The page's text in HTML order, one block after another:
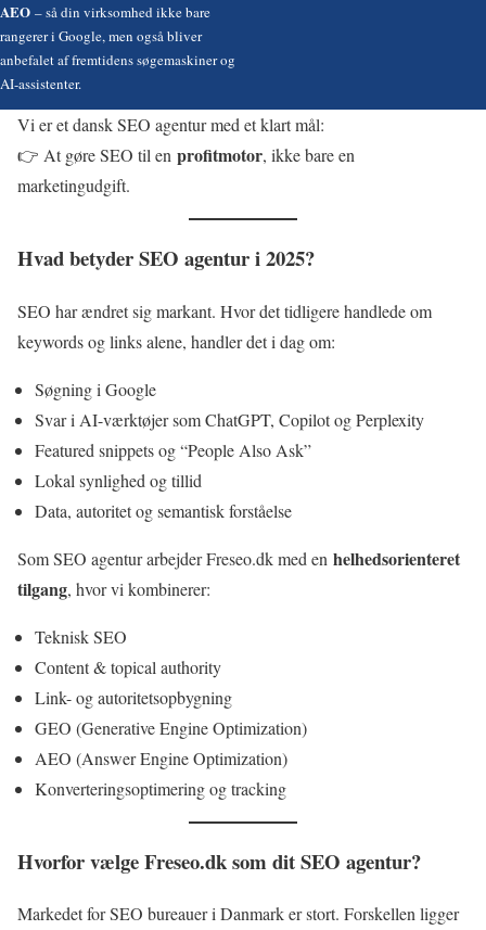
AEO – så din virksomhed ikke bare
rangerer i Google, men også bliver
anbefalet af fremtidens søgemaskiner og
AI-assistenter.
Vi er et dansk SEO agentur med et klart mål:
👉 At gøre SEO til en profitmotor, ikke bare en
marketingudgift.
Hvad betyder SEO agentur i 2025?
SEO har ændret sig markant. Hvor det tidligere handlede om
keywords og links alene, handler det i dag om:
Søgning i Google
Svar i AI-værktøjer som ChatGPT, Copilot og Perplexity
Featured snippets og “People Also Ask”
Lokal synlighed og tillid
Data, autoritet og semantisk forståelse
Som SEO agentur arbejder Freseo.dk med en helhedsorienteret
tilgang, hvor vi kombinerer:
Teknisk SEO
Content & topical authority
Link- og autoritetsopbygning
GEO (Generative Engine Optimization)
AEO (Answer Engine Optimization)
Konverteringsoptimering og tracking
Hvorfor vælge Freseo.dk som dit SEO agentur?
Markedet for SEO bureauer i Danmark er stort. Forskellen ligger